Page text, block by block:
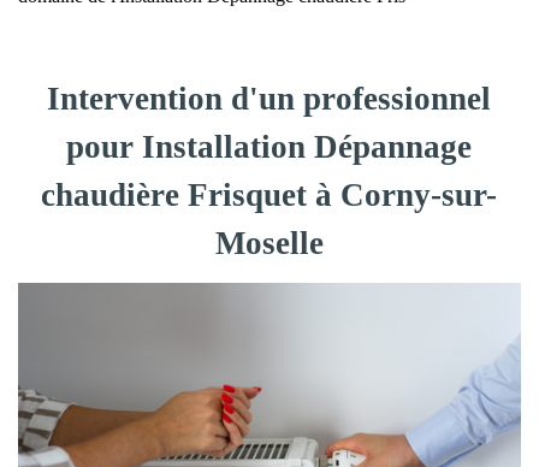
Intervention d'un professionnel
pour Installation Dépannage
chaudière Frisquet à Corny-sur-
Moselle